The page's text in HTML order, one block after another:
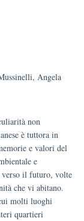
Angela
non
è tuttora in
e valori del
e
verso il futuro, volte
che vi abitano.
molti luoghi
quartieri